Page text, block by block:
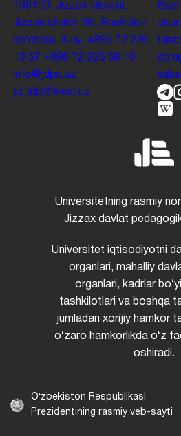
130100. Jizzax viloyati,
Jizzax shahri, Sh. Rashidov
koʻchasi, 4-uy. +998 72 226
13 57 +998 72 226 68 10
info@jdpu.uz
jiz.jdpi@exat.uz
Universitetning rasmiy
Jizzax davlat
Universitet iqtisodiyotni
organlari, mahalliy
organlari, kadrlar
tashkilotlari va boshqa
jumladan xorijiy hamkor
oʻzaro hamkorlikda oʻz
oshiradi.
Oʻzbekiston Respublikasi
Prezidentining rasmiy veb-sayti